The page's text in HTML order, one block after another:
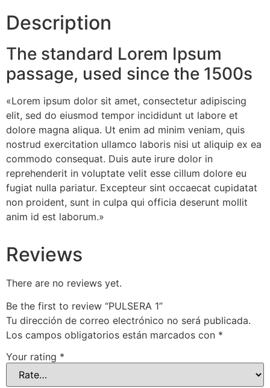
Description
The standard Lorem Ipsum
passage, used since the 1500s
«Lorem ipsum dolor sit amet, consectetur adipiscing
elit, sed do eiusmod tempor incididunt ut labore et
dolore magna aliqua. Ut enim ad minim veniam, quis
nostrud exercitation ullamco laboris nisi ut aliquip ex ea
commodo consequat. Duis aute irure dolor in
reprehenderit in voluptate velit esse cillum dolore eu
fugiat nulla pariatur. Excepteur sint occaecat cupidatat
non proident, sunt in culpa qui officia deserunt mollit
anim id est laborum.»
Reviews
There are no reviews yet.
Be the first to review “PULSERA 1”
Tu dirección de correo electrónico no será publicada.
Los campos obligatorios están marcados con *
Your rating *